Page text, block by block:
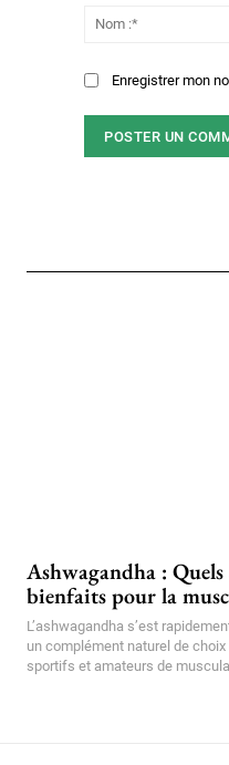
Enregistrer mon
Ashwagandha : Quels
bienfaits pour la
L’ashwagandha s’est
un complément naturel de choix
sportifs et amateurs de